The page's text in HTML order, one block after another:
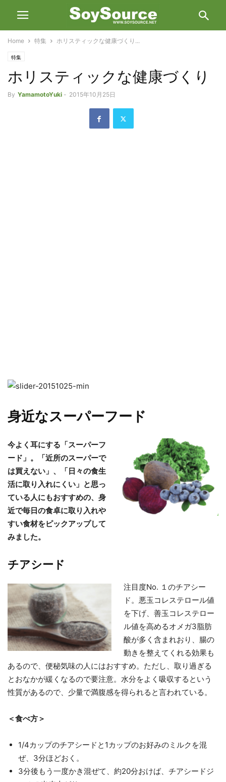
Home 特集 ホリスティックな健康づくり...
特集
ホリスティックな健康づくり
By YamamotoYuki - 2015年10月25日
身近なスーパーフード
今よく耳にする「スーパーフ
ード」。「近所のスーパーで
は買えない」、「日々の食生
活に取り入れにくい」と思っ
ている人にもおすすめの、身
近で毎日の食卓に取り入れや
すい食材をピックアップして
みました。
チアシード
注目度No. １のチアシー
ド。悪玉コレステロール値
を下げ、善玉コレステロー
ル値を高めるオメガ3脂肪
酸が多く含まれおり、腸の
動きを整えてくれる効果も
あるので、便秘気味の人にはおすすめ。ただし、取り過ぎる
とおなかが緩くなるので要注意。水分をよく吸収するという
性質があるので、少量で満腹感を得られると言われている。
＜食べ方＞
1/4カップのチアシードと1カップのお好みのミルクを混
ぜ、3分ほどおく。
3分後もう一度かき混ぜて、約20分おけば、チアシードジ